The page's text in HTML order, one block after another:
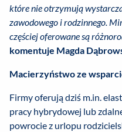
które nie otrzymują
zawodowego i rodzinnego.
częściej oferowane są
komentuje Magda
Macierzyństwo ze
Firmy oferują dziś m.in.
pracy hybrydowej lub
powrocie z urlopu